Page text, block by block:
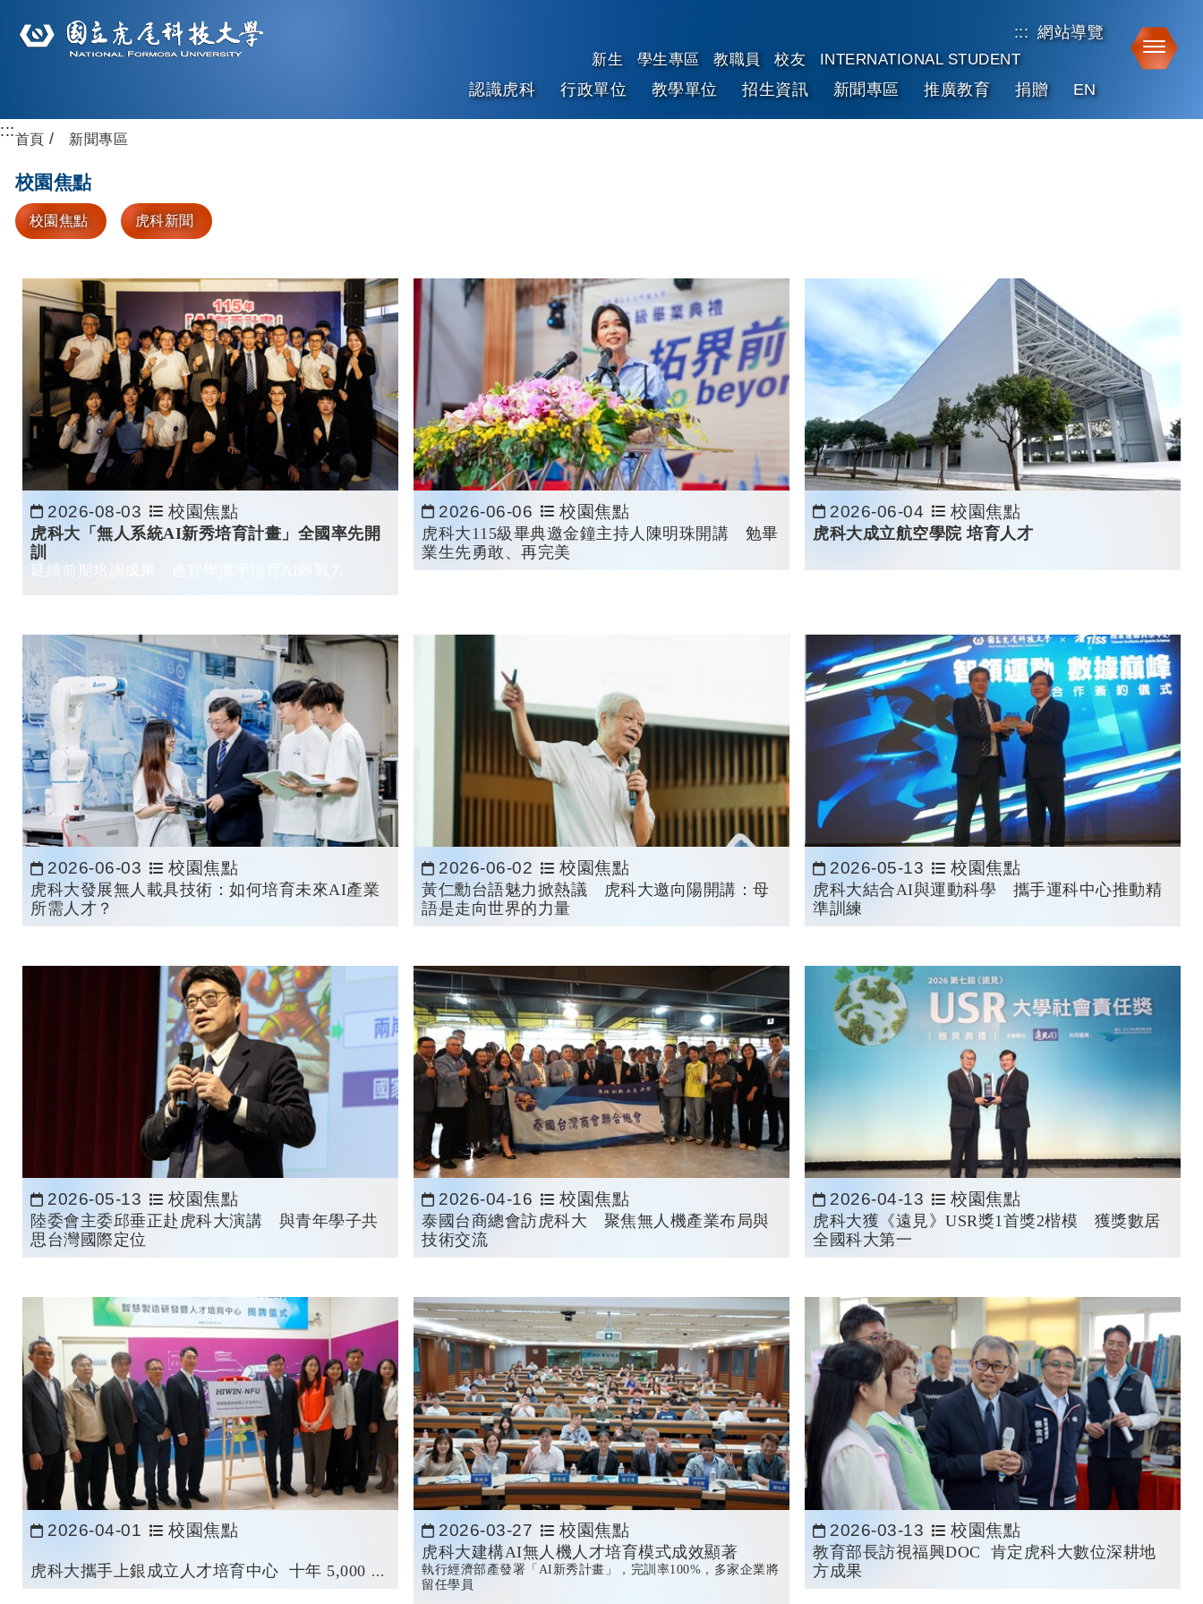
::: 網站導覽
新生 學生專區 教職員 校友 INTERNATIONAL STUDENT
認識虎科 行政單位 教學單位 招生資訊 新聞專區 推廣教育 捐贈 EN
:::首頁 新聞專區
校園焦點
校園焦點 虎科新聞
日期：
2026-08-03 校園焦點
虎科大「無人系統AI新秀培育計畫」全國率先開
訓
延續前期培訓成果 產官學攜手培育
日期：
2026-06-06 校園焦點
虎科大115級畢典邀金鐘主持人陳明珠開講 勉畢
業生先勇敢、再完美
日期：
2026-06-04 校園焦點
虎科大成立航空學院 培育人才
日期：
2026-06-03 校園焦點
虎科大發展無人載具技術：如何培育未來AI產業
所需人才？
日期：
2026-06-02 校園焦點
黃仁勳台語魅力掀熱議 虎科大邀向陽開講：母
語是走向世界的力量
日期：
2026-05-13 校園焦點
虎科大結合AI與運動科學 攜手運科中心推動精
準訓練
日期：
2026-05-13 校園焦點
陸委會主委邱垂正赴虎科大演講 與青年學子共
思台灣國際定位
日期：
2026-04-16 校園焦點
泰國台商總會訪虎科大 聚焦無人機產業布局與
技術交流
日期：
2026-04-13 校園焦點
虎科大獲《遠見》USR獎1首獎2楷模 獲獎數居
全國科大第一
日期：
2026-04-01 校園焦點
虎科大攜手上銀成立人才培育中心 十年 5,000 萬
打造智慧製造實戰基地
日期：
2026-03-27 校園焦點
虎科大建構AI無人機人才培育模式成效顯著
執行經濟部產發署「AI新秀計畫」，完訓率100%，多家企業將
留任學員
日期：
2026-03-13 校園焦點
教育部長訪視福興DOC 肯定虎科大數位深耕地
方成果